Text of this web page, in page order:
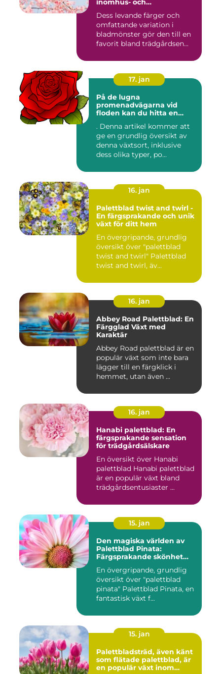
Dess levande färger och
omfattande variation i
bladmönster gör den till en
favorit bland trädgårdsen...
17. jan
På de lugna
promenadvägarna vid
floden kan du hitta en
som kallas Palettblad River
Walk
. Denna artikel kommer att
ge en grundlig översikt av
denna växtsort, inklusive
dess olika typer, po...
16. jan
Palettblad twist and twirl -
En färgsprakande och unik
växt för ditt hem
En övergripande, grundlig
översikt över "palettblad
twist and twirl" Palettblad
twist and twirl, äv...
16. jan
Abbey Road Palettblad: En
Färgglad Växt med
Karaktär
Abbey Road palettblad är en
populär växt som inte bara
lägger till en färgklick i
hemmet, utan även ...
16. jan
Hanabi palettblad: En
färgsprakande sensation
för trädgårdsälskare
En översikt över Hanabi
palettblad Hanabi palettblad
är en populär växt bland
trädgårdsentusiaster ...
15. jan
Den magiska världen av
Palettblad Pinata:
Färgsprakande skönhet
En övergripande, grundlig
översikt över "palettblad
pinata" Palettblad Pinata, en
fantastisk växt f...
15. jan
Palettbladsträd, även känt
som flätade palettblad, är
en populär växt inom